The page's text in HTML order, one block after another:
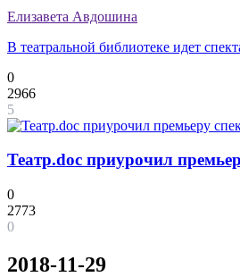
Елизавета Авдошина
В театральной библиотеке идет
0
2966
5
Театр.doc приурочил
0
2773
0
2018-11-29